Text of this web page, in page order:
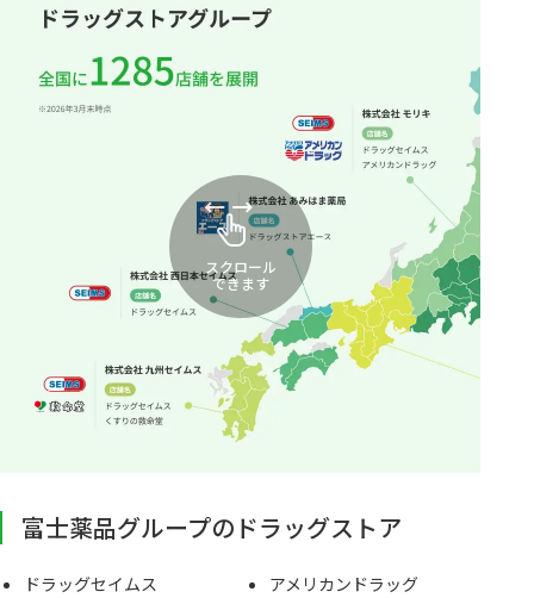
スクロール
できます
富士薬品グループのドラッグストア
ドラッグセイムス
アメリカンドラッグ